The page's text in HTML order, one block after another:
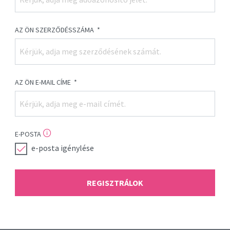
AZ ÖN SZERZŐDÉSSZÁMA *
AZ ÖN E-MAIL CÍME *
E-POSTA
e-posta igénylése
REGISZTRÁLOK